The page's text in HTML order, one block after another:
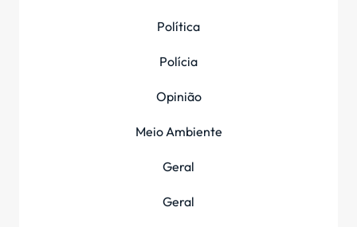
Política
Polícia
Opinião
Meio Ambiente
Geral
Geral